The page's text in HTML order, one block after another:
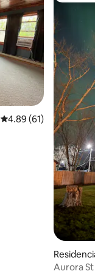
Calificación
4.89 (61)
Aurora